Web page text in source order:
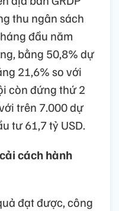
thu ngân sách
đầu năm
bằng 50,8% dự
21,6% so với
còn đứng thứ 2
trên 7.000 dự
tư 61,7 tỷ USD.
cách hành
đạt được, công